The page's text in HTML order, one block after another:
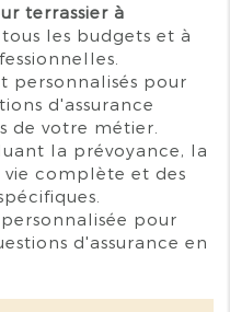
terrassier à
les budgets et à
personnalisés pour
d'assurance
de votre métier.
la prévoyance, la
vie complète et des
pour
d'assurance en